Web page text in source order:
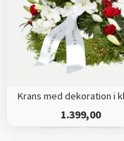
1.399,00